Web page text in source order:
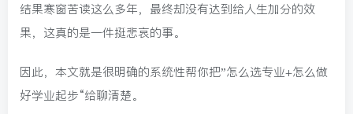
结果寒窗苦读这么多年，最终却没有达到给人生加分的效
果，这真的是一件挺悲哀的事。
因此，本文就是很明确的系统性帮你把”怎么选专业+怎么做
好学业起步“给聊清楚。